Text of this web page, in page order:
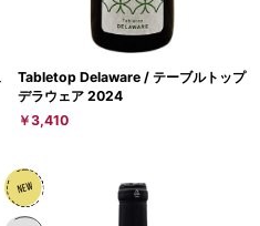
Tabletop Delaware / テーブルトップ
デラウェア 2024
￥3,410